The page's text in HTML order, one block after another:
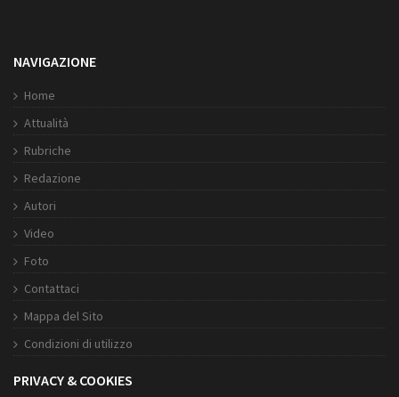
NAVIGAZIONE
Home
Attualità
Rubriche
Redazione
Autori
Video
Foto
Contattaci
Mappa del Sito
Condizioni di utilizzo
PRIVACY & COOKIES